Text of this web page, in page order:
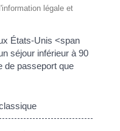
légale et
États-Unis <span
séjour inférieur à 90
de passeport que